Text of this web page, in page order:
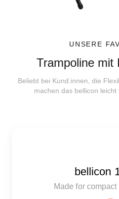
UNSERE
Trampoline mit
Beliebt bei Kund:innen, die
machen das bellicon
bellicon
Made for